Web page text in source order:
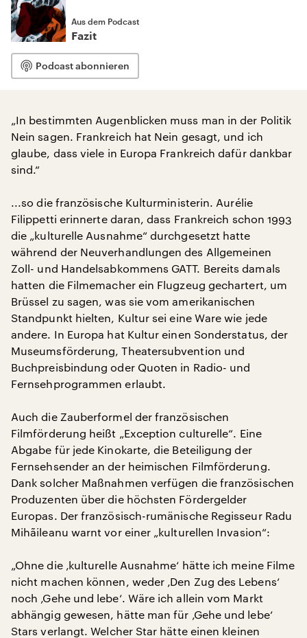
Aus dem Podcast
Fazit
Podcast abonnieren
„In bestimmten Augenblicken muss man in der Politik
Nein sagen. Frankreich hat Nein gesagt, und ich
glaube, dass viele in Europa Frankreich dafür dankbar
sind.“
...so die französische Kulturministerin. Aurélie
Filippetti erinnerte daran, dass Frankreich schon 1993
die „kulturelle Ausnahme“ durchgesetzt hatte
während der Neuverhandlungen des Allgemeinen
Zoll- und Handelsabkommens GATT. Bereits damals
hatten die Filmemacher ein Flugzeug gechartert, um
Brüssel zu sagen, was sie vom amerikanischen
Standpunkt hielten, Kultur sei eine Ware wie jede
andere. In Europa hat Kultur einen Sonderstatus, der
Museumsförderung, Theatersubvention und
Buchpreisbindung oder Quoten in Radio- und
Fernsehprogrammen erlaubt.
Auch die Zauberformel der französischen
Filmförderung heißt „Exception culturelle“. Eine
Abgabe für jede Kinokarte, die Beteiligung der
Fernsehsender an der heimischen Filmförderung.
Dank solcher Maßnahmen verfügen die französischen
Produzenten über die höchsten Fördergelder
Europas. Der französisch-rumänische Regisseur Radu
Mihãileanu warnt vor einer „kulturellen Invasion“:
„Ohne die ‚kulturelle Ausnahme‘ hätte ich meine Filme
nicht machen können, weder ‚Den Zug des Lebens‘
noch ‚Gehe und lebe‘. Wäre ich allein vom Markt
abhängig gewesen, hätte man für ‚Gehe und lebe‘
Stars verlangt. Welcher Star hätte einen kleinen